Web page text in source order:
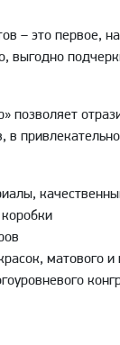
– это первое,
выгодно
позволяет
коробки
матового и